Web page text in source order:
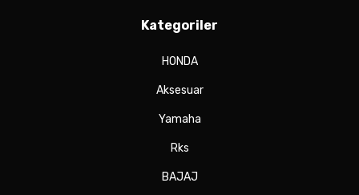
Kategoriler
HONDA
Aksesuar
Yamaha
Rks
BAJAJ